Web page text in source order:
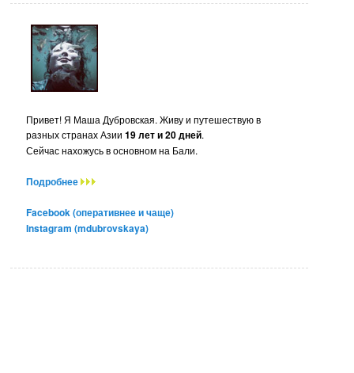
Привет! Я Маша Дубровская. Живу и путешествую в
разных странах Азии19 лет и 20 дней.
Сейчас нахожусь в основном на Бали.
Подробнее
Facebook (оперативнее и чаще)
Instagram (mdubrovskaya)